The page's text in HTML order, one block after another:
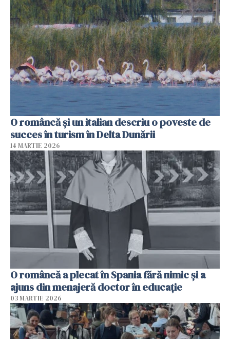
O româncă și un italian descriu o poveste de
succes în turism în Delta Dunării
14 MARTIE 2026
O româncă a plecat în Spania fără nimic și a
ajuns din menajeră doctor în educație
03 MARTIE 2026